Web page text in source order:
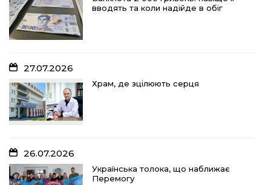
вводять та коли надійде в обіг
27.07.2026
Храм, де зцілюють серця
26.07.2026
Українська толока, що наближає
Перемогу